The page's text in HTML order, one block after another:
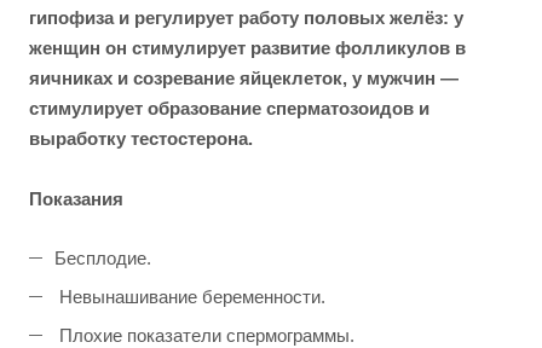
гипофиза и регулирует работу половых желёз: у
женщин он стимулирует развитие фолликулов в
яичниках и созревание яйцеклеток, у мужчин —
стимулирует образование сперматозоидов и
выработку тестостерона.
Показания
Бесплодие.
Невынашивание беременности.
Плохие показатели спермограммы.